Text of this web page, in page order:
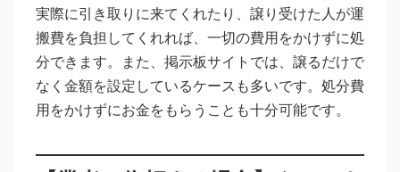
実際に引き取りに来てくれたり、譲り受けた人が運
搬費を負担してくれれば、一切の費用をかけずに処
分できます。また、掲示板サイトでは、譲るだけで
なく金額を設定しているケースも多いです。処分費
用をかけずにお金をもらうことも十分可能です。